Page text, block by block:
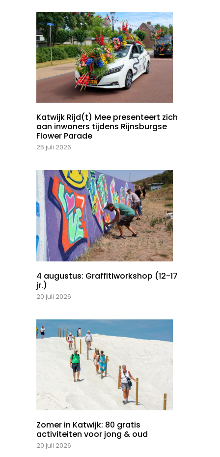
Katwijk Rijd(t) Mee presenteert zich
aan inwoners tijdens Rijnsburgse
Flower Parade
25 juli 2026
4 augustus: Graffitiworkshop (12-17
jr.)
20 juli 2026
Zomer in Katwijk: 80 gratis
activiteiten voor jong & oud
20 juli 2026